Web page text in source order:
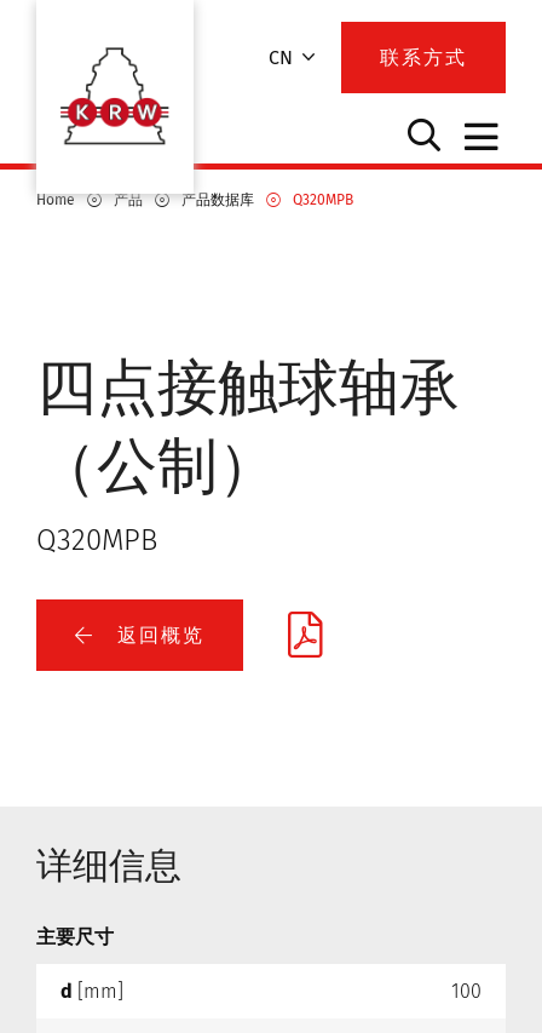
CN 联系方式
Home 产品 产品数据库 Q320MPB
四点接触球轴承
（公制）
Q320MPB
返回概览
详细信息
主要尺寸
d [mm] 100